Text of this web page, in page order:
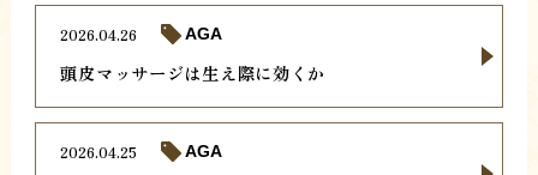
頭皮マッサージは生え際に効くか
2026.04.26 AGA
2026.04.25 AGA